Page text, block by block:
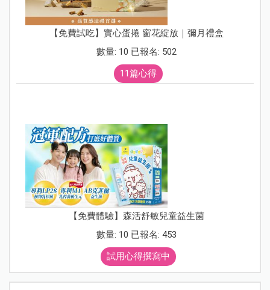
【免費試吃】實心蛋捲 窗花綻放｜彌月禮盒
數量: 10 已報名: 502
11篇心得
【免費體驗】森活舒敏兒童益生菌
數量: 10 已報名: 453
試用心得撰寫中